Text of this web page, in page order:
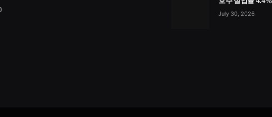
July 30, 2026